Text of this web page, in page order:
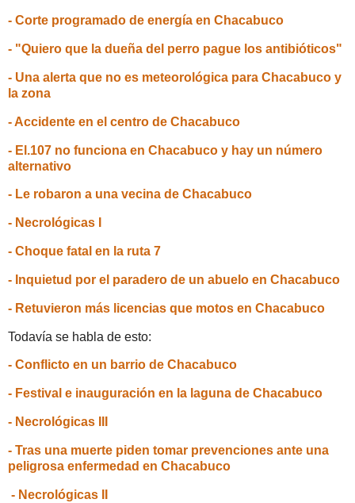
- Corte programado de energía en Chacabuco
- "Quiero que la dueña del perro pague los antibióticos"
- Una alerta que no es meteorológica para Chacabuco y
la zona
- Accidente en el centro de Chacabuco
- El.107 no funciona en Chacabuco y hay un número
alternativo
- Le robaron a una vecina de Chacabuco
- Necrológicas I
- Choque fatal en la ruta 7
- Inquietud por el paradero de un abuelo en Chacabuco
- Retuvieron más licencias que motos en Chacabuco
Todavía se habla de esto:
- Conflicto en un barrio de Chacabuco
- Festival e inauguración en la laguna de Chacabuco
- Necrológicas III
- Tras una muerte piden tomar prevenciones ante una
peligrosa enfermedad en Chacabuco
- Necrológicas II